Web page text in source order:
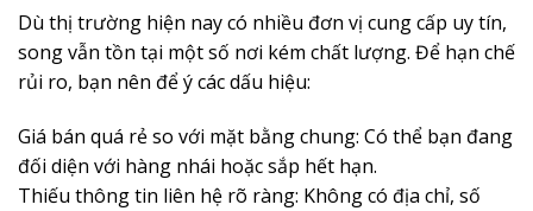
Dù thị trường hiện nay có nhiều đơn vị cung cấp uy tín,
song vẫn tồn tại một số nơi kém chất lượng. Để hạn chế
rủi ro, bạn nên để ý các dấu hiệu:
Giá bán quá rẻ so với mặt bằng chung: Có thể bạn đang
đối diện với hàng nhái hoặc sắp hết hạn.
Thiếu thông tin liên hệ rõ ràng: Không có địa chỉ, số